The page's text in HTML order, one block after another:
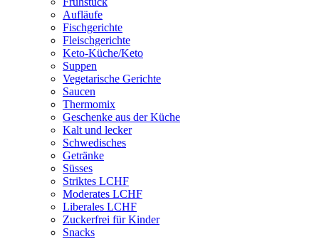
Aufläufe
Fischgerichte
Fleischgerichte
Keto-Küche/Keto
Suppen
Vegetarische Gerichte
Saucen
Thermomix
Geschenke aus der Küche
Kalt und lecker
Schwedisches
Getränke
Süsses
Striktes LCHF
Moderates LCHF
Liberales LCHF
Zuckerfrei für Kinder
Snacks